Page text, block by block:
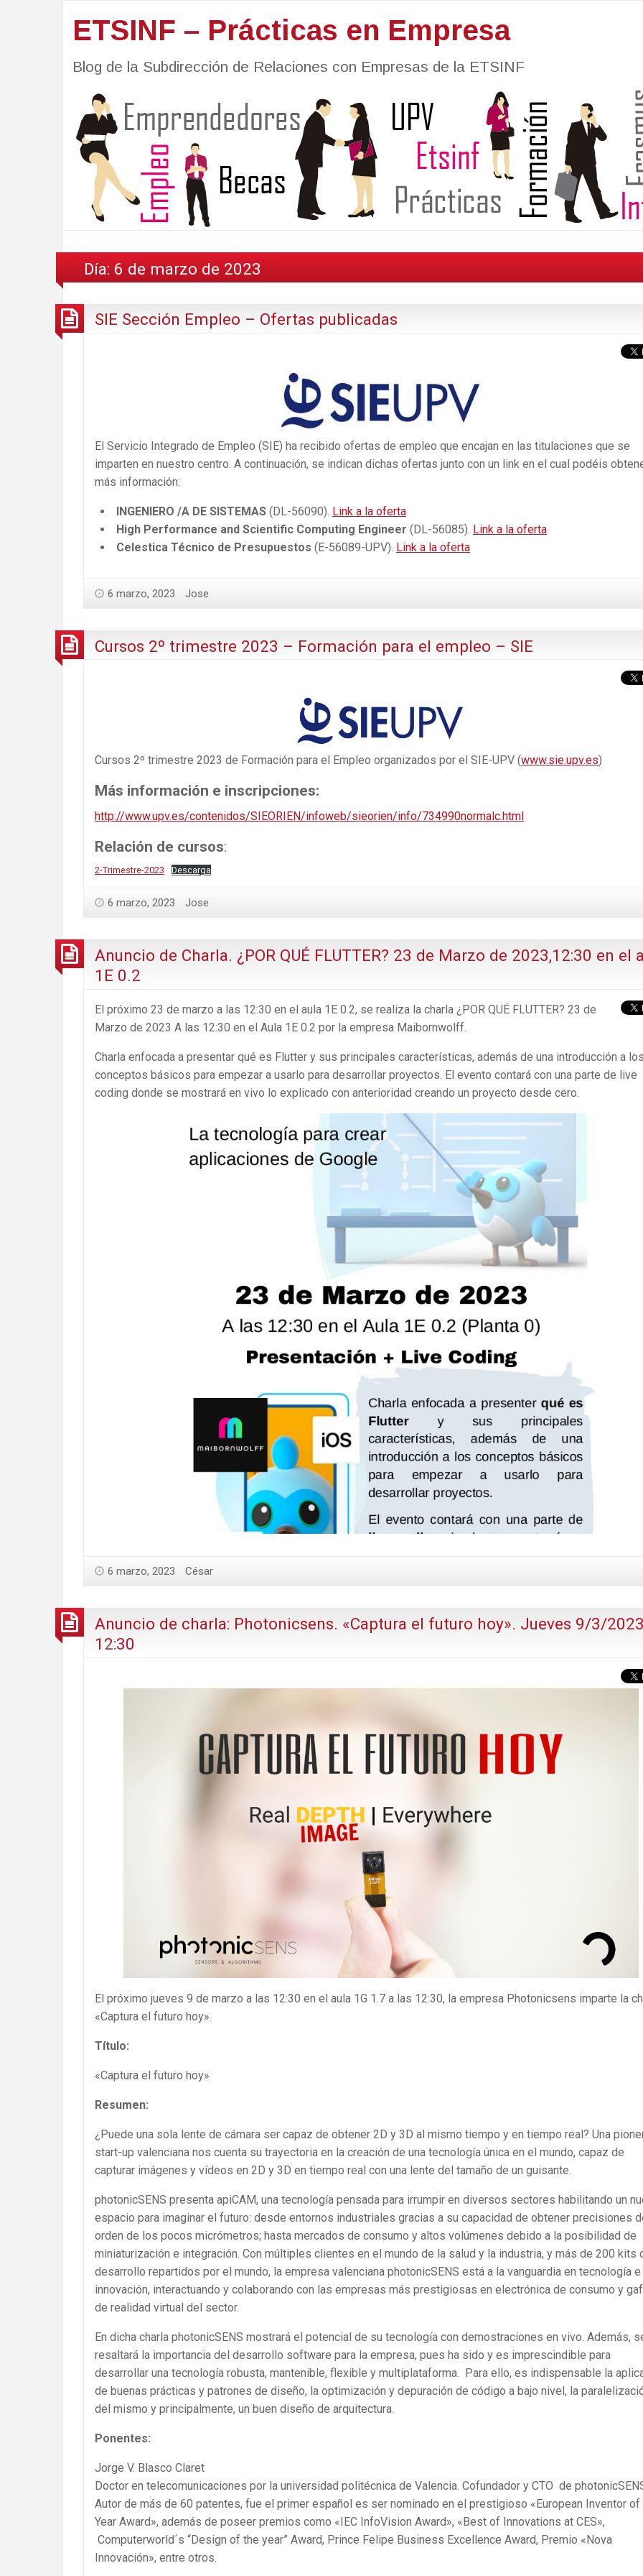
ETSINF – Prácticas en Empresa
Blog de la Subdirección de Relaciones con Empresas de la ETSINF
Día: 6 de marzo de 2023
SIE Sección Empleo – Ofertas publicadas
El Servicio Integrado de Empleo (SIE) ha recibido ofertas de empleo que encajan en las titulaciones que se
imparten en nuestro centro. A continuación, se indican dichas ofertas junto con un link en el cual podéis
más información:
INGENIERO /A DE SISTEMAS (DL-56090). Link a la oferta
High Performance and Scientific Computing Engineer (DL-56085). Link a la oferta
Celestica Técnico de Presupuestos (E-56089-UPV). Link a la oferta
6 marzo, 2023 Jose
Cursos 2º trimestre 2023 – Formación para el empleo – SIE
Cursos 2º trimestre 2023 de Formación para el Empleo organizados por el SIE-UPV (www.sie.upv.es)
Más información e inscripciones:
http://www.upv.es/contenidos/SIEORIEN/infoweb/sieorien/info/734990normalc.html
Relación de cursos:
2-Trimestre-2023 Descarga
6 marzo, 2023 Jose
Anuncio de Charla. ¿POR QUÉ FLUTTER? 23 de Marzo de 2023,12:30 en el
1E 0.2
El próximo 23 de marzo a las 12:30 en el aula 1E 0.2, se realiza la charla ¿POR QUÉ FLUTTER? 23 de
Marzo de 2023 A las 12:30 en el Aula 1E 0.2 por la empresa Maibornwolff.
Charla enfocada a presentar qué es Flutter y sus principales características, además de una introducción a
conceptos básicos para empezar a usarlo para desarrollar proyectos. El evento contará con una parte de live
coding donde se mostrará en vivo lo explicado con anterioridad creando un proyecto desde cero.
6 marzo, 2023 César
Anuncio de charla: Photonicsens. «Captura el futuro hoy». Jueves 9/3/
12:30
El próximo jueves 9 de marzo a las 12:30 en el aula 1G 1.7 a las 12:30, la empresa Photonicsens imparte la
«Captura el futuro hoy».
Título:
«Captura el futuro hoy»
Resumen:
¿Puede una sola lente de cámara ser capaz de obtener 2D y 3D al mismo tiempo y en tiempo real? Una
start-up valenciana nos cuenta su trayectoria en la creación de una tecnología única en el mundo, capaz de
capturar imágenes y vídeos en 2D y 3D en tiempo real con una lente del tamaño de un guisante.
photonicSENS presenta apiCAM, una tecnología pensada para irrumpir en diversos sectores habilitando un
espacio para imaginar el futuro: desde entornos industriales gracias a su capacidad de obtener precisiones
orden de los pocos micrómetros; hasta mercados de consumo y altos volúmenes debido a la posibilidad de
miniaturización e integración. Con múltiples clientes en el mundo de la salud y la industria, y más de 200 kits
desarrollo repartidos por el mundo, la empresa valenciana photonicSENS está a la vanguardia en tecnología e
innovación, interactuando y colaborando con las empresas más prestigiosas en electrónica de consumo y
de realidad virtual del sector.
En dicha charla photonicSENS mostrará el potencial de su tecnología con demostraciones en vivo. Además,
resaltará la importancia del desarrollo software para la empresa, pues ha sido y es imprescindible para
desarrollar una tecnología robusta, mantenible, flexible y multiplataforma. Para ello, es indispensable la
de buenas prácticas y patrones de diseño, la optimización y depuración de código a bajo nivel, la
del mismo y principalmente, un buen diseño de arquitectura.
Ponentes:
Jorge V. Blasco Claret
Doctor en telecomunicaciones por la universidad politécnica de Valencia. Cofundador y CTO de
Autor de más de 60 patentes, fue el primer español es ser nominado en el prestigioso «European Inventor of
Year Award», además de poseer premios como «IEC InfoVision Award», «Best of Innovations at CES»,
Computerworld´s “Design of the year” Award, Prince Felipe Business Excellence Award, Premio «Nova
Innovación», entre otros.